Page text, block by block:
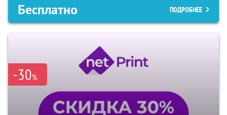
Бесплатно ПОДРОБНЕЕ
-30%